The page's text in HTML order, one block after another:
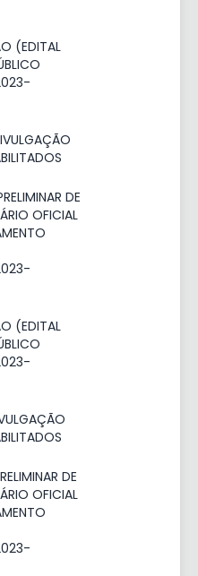
(EDITAL
DE
OFICIAL
(EDITAL
DE
OFICIAL